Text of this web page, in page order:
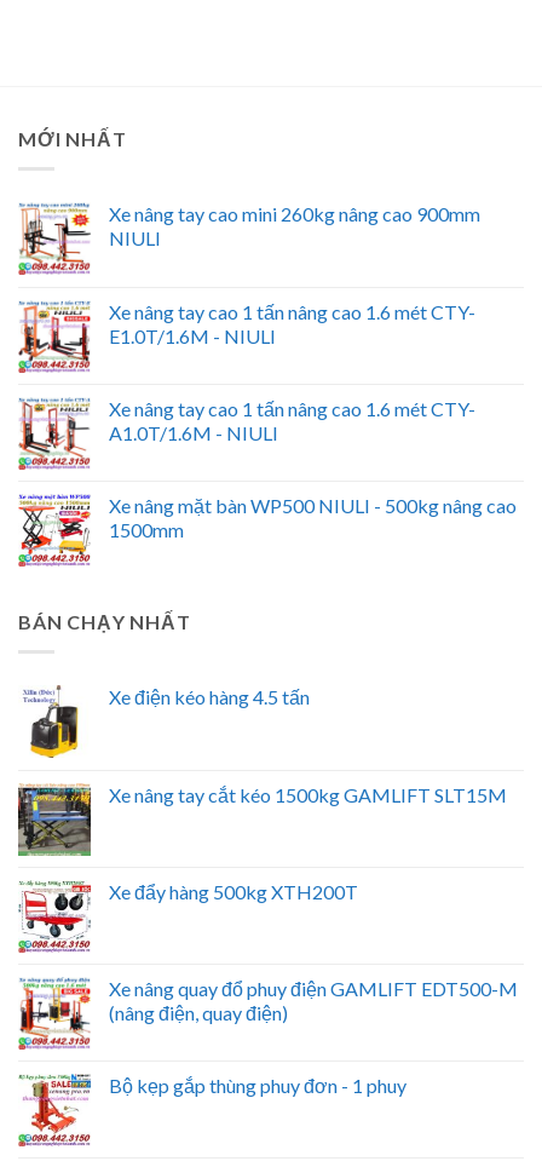
MỚI NHẤT
Xe nâng tay cao mini 260kg nâng cao 900mm
NIULI
Xe nâng tay cao 1 tấn nâng cao 1.6 mét CTY-
E1.0T/1.6M - NIULI
Xe nâng tay cao 1 tấn nâng cao 1.6 mét CTY-
A1.0T/1.6M - NIULI
Xe nâng mặt bàn WP500 NIULI - 500kg nâng cao
1500mm
BÁN CHẠY NHẤT
Xe điện kéo hàng 4.5 tấn
Xe nâng tay cắt kéo 1500kg GAMLIFT SLT15M
Xe đẩy hàng 500kg XTH200T
Xe nâng quay đổ phuy điện GAMLIFT EDT500-M
(nâng điện, quay điện)
Bộ kẹp gắp thùng phuy đơn - 1 phuy